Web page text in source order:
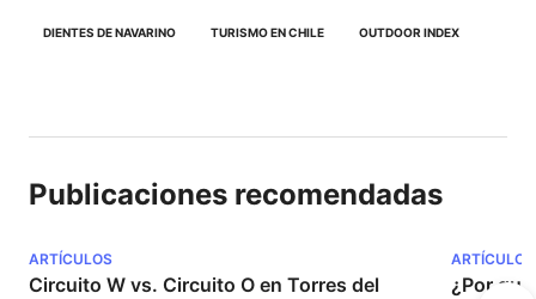
DIENTES DE NAVARINO TURISMO EN CHILE OUTDOOR INDEX
Publicaciones recomendadas
ARTÍCULOS
Circuito W vs. Circuito O en Torres del
ARTÍCULOS
¿Por